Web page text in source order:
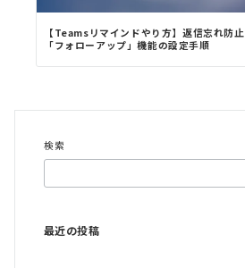
【Teamsリマインドやり方】返信忘れ防止
「フォローアップ」機能の設定手順
検索
最近の投稿